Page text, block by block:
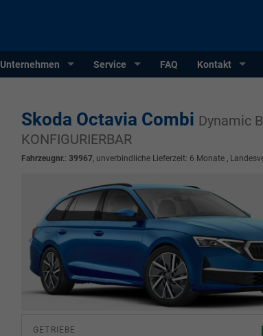
Unternehmen Service FAQ Kontakt
Skoda Octavia Combi Dynamic
KONFIGURIERBAR
Fahrzeugnr.: 39967, unverbindliche Lieferzeit: 6 Monate,
GETRIEBE